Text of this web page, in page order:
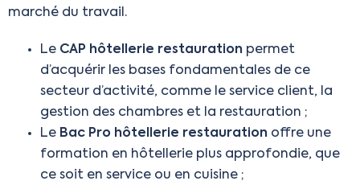
marché du travail.
Le CAP hôtellerie restauration permet
d’acquérir les bases fondamentales de ce
secteur d’activité, comme le service client, la
gestion des chambres et la restauration ;
Le Bac Pro hôtellerie restauration offre une
formation en hôtellerie plus approfondie, que
ce soit en service ou en cuisine ;